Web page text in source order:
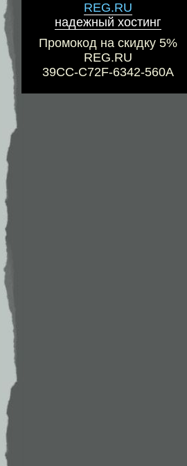
REG.RU
надежный хостинг
Промокод на скидку 5%
REG.RU
39CC-C72F-6342-560A